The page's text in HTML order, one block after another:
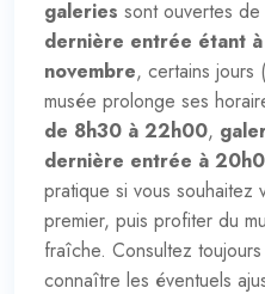
galeries sont ouvertes de
dernière entrée étant
novembre, certains jours
musée prolonge ses
de 8h30 à 22h00,
dernière entrée à
pratique si vous souhaitez
premier, puis profiter du
fraîche. Consultez
connaître les éventuels